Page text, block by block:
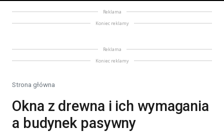
Reklama
Koniec reklamy
Reklama
Koniec reklamy
Strona główna
Okna z drewna i ich wymagania
a budynek pasywny